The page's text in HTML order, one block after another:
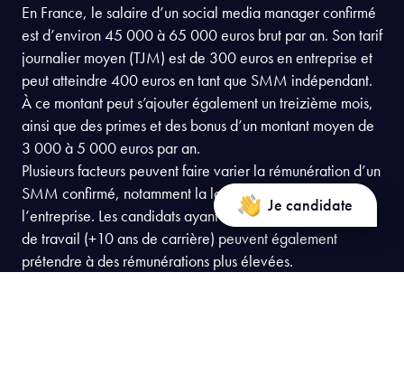
Je candidate
En France, le salaire d’un social media manager confirmé
est d’environ 45 000 à 65 000 euros brut par an. Son tarif
journalier moyen (TJM) est de 300 euros en entreprise et
peut atteindre 400 euros en tant que SMM indépendant.
À ce montant peut s’ajouter également un treizième mois,
ainsi que des primes et des bonus d’un montant moyen de
3 000 à 5 000 euros par an.
Plusieurs facteurs peuvent faire varier la rémunération d’un
SMM confirmé, notamment la localisation et la taille de
l’entreprise. Les candidats ayant une grande expérience
de travail (+10 ans de carrière) peuvent également
prétendre à des rémunérations plus élevées.